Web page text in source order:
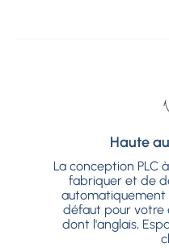
Haute
La conception PLC
fabriquer et de
automatiquement
défaut pour votre
dont l'anglais,
Haute
La conception PLC
fabriquer et de
automatiquement
défaut pour votre
dont l'anglais,